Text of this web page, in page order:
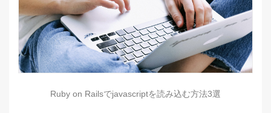
Ruby on Railsでjavascriptを読み込む方法3選